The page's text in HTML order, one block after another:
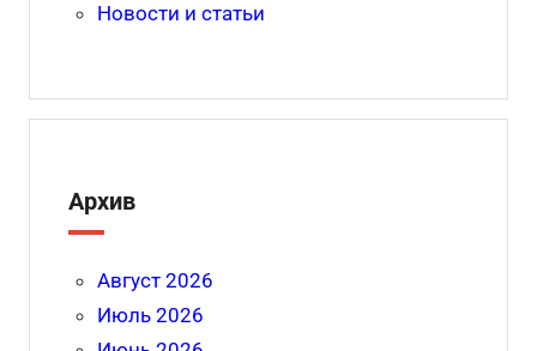
Новости и статьи
Архив
Август 2026
Июль 2026